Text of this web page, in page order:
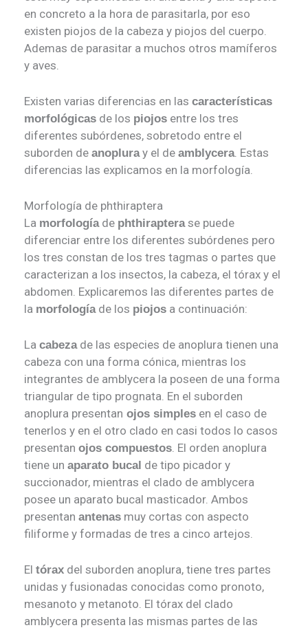
en concreto a la hora de parasitarla, por eso
existen piojos de la cabeza y piojos del cuerpo.
Ademas de parasitar a muchos otros mamíferos
y aves.
Existen varias diferencias en las características
morfológicas de los piojos entre los tres
diferentes subórdenes, sobretodo entre el
suborden de anopluray el de amblycera. Estas
diferencias las explicamos en la morfología.
Morfología de phthiraptera
La morfologíade phthirapterase puede
diferenciar entre los diferentes subórdenes pero
los tres constan de los tres tagmas o partes que
caracterizan a los insectos, la cabeza, el tórax y el
abdomen. Explicaremos las diferentes partes de
la morfologíade los piojos a continuación:
La cabezade las especies de anoplura tienen una
cabeza con una forma cónica, mientras los
integrantes de amblycera la poseen de una forma
triangular de tipo prognata. En el suborden
anoplura presentan ojos simples en el caso de
tenerlos y en el otro clado en casi todos lo casos
presentan ojos compuestos. El orden anoplura
tiene un aparato bucal de tipo picador y
succionador, mientras el clado de amblycera
posee un aparato bucal masticador. Ambos
presentan antenas muy cortas con aspecto
filiforme y formadas de tres a cinco artejos.
El tórax del suborden anoplura, tiene tres partes
unidas y fusionadas conocidas como pronoto,
mesanoto y metanoto. El tórax del clado
amblycera presenta las mismas partes de las